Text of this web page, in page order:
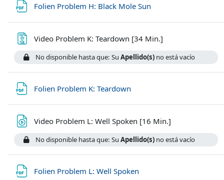
Folien Problem H: Black Mole Sun
Video Problem K: Teardown [34 Min.]
No disponible hasta que: SuApellido(s) no está vacío
Folien Problem K: Teardown
Video Problem L: Well Spoken [16 Min.]
No disponible hasta que: SuApellido(s) no está vacío
Folien Problem L: Well Spoken